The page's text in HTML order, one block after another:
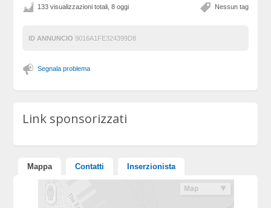
Nessun tag
133 visualizzazioni totali, 8 oggi
ID ANNUNCIO 9016A1FE324399D8
Segnala problema
Link sponsorizzati
Mappa Contatti Inserzionista